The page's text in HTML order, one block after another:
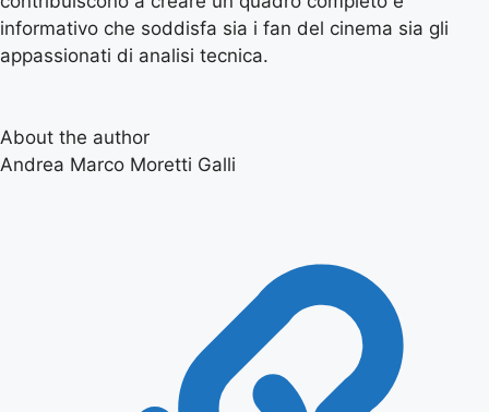
informativo che soddisfa sia i fan del cinema sia gli
appassionati di analisi tecnica.
About the author
Andrea Marco Moretti Galli